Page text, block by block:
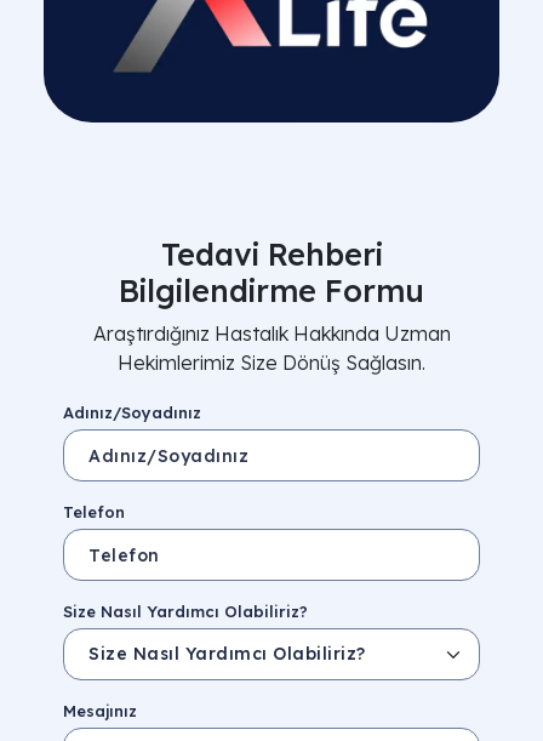
Tedavi Rehberi
Bilgilendirme Formu
Araştırdığınız Hastalık Hakkında Uzman
Hekimlerimiz Size Dönüş Sağlasın.
Adınız/Soyadınız
Telefon
Size Nasıl Yardımcı Olabiliriz?
Mesajınız